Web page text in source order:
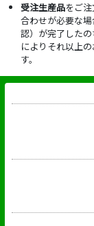
受注生産品をご
合わせが必要な
認）が完了した
によりそれ以上
す。